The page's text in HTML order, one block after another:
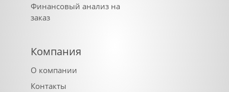
Финансовый анализ на
заказ
Компания
О компании
Контакты